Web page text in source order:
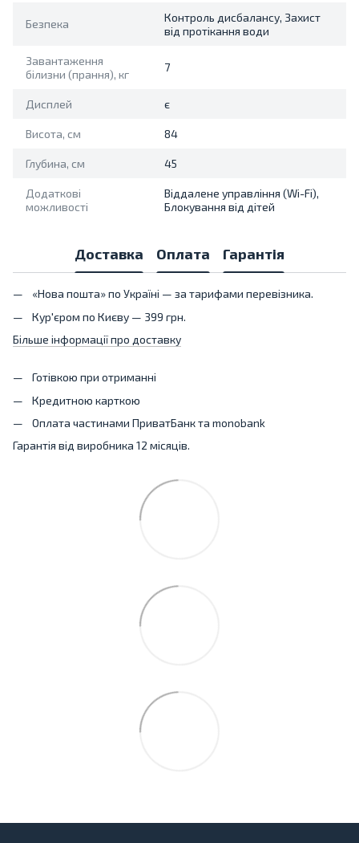
Безпека
Контроль дисбалансу, Захист
від протікання води
Завантаження
білизни (прання), кг
7
Дисплей є
Висота, см 84
Глубина, см 45
Додаткові
можливості
Віддалене управління (Wi-Fi),
Блокування від дітей
Доставка Оплата Гарантія
«Нова пошта» по Україні — за тарифами перевізника.
Кур'єром по Києву — 399 грн.
Більше інформації про доставку
Готівкою при отриманні
Кредитною карткою
Оплата частинами ПриватБанк та monobank
Гарантія від виробника 12 місяців.